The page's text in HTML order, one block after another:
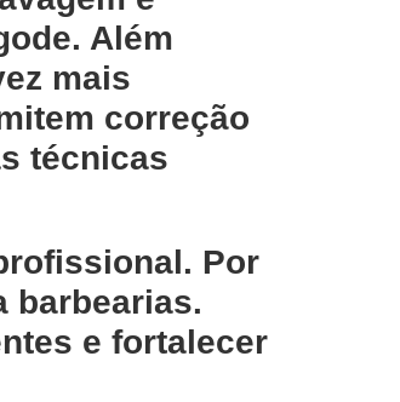
. Além
mais
correção
técnicas
Por
barbearias.
e fortalecer